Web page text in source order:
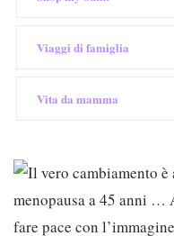
Viaggi di famiglia
Vita da mamma